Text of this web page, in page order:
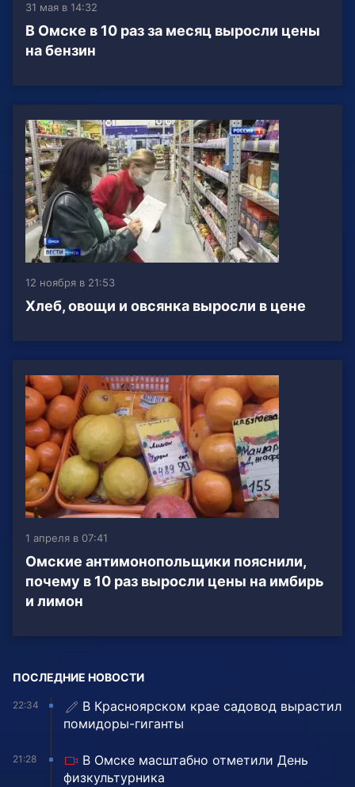
31 мая в 14:32
В Омске в 10 раз за месяц выросли цены
на бензин
12 ноября в 21:53
Хлеб, овощи и овсянка выросли в цене
1 апреля в 07:41
Омские антимонопольщики пояснили,
почему в 10 раз выросли цены на имбирь
и лимон
ПОСЛЕДНИЕ НОВОСТИ
22:34
В Красноярском крае садовод вырастил
помидоры-гиганты
21:28
В Омске масштабно отметили День
физкультурника